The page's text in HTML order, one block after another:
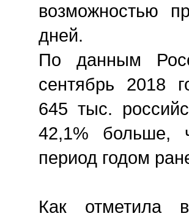
возможностью
дней.
По данным
сентябрь 2018
645 тыс.
42,1% больше,
период годом
Как отметила